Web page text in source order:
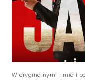
W oryginalnym filmie i